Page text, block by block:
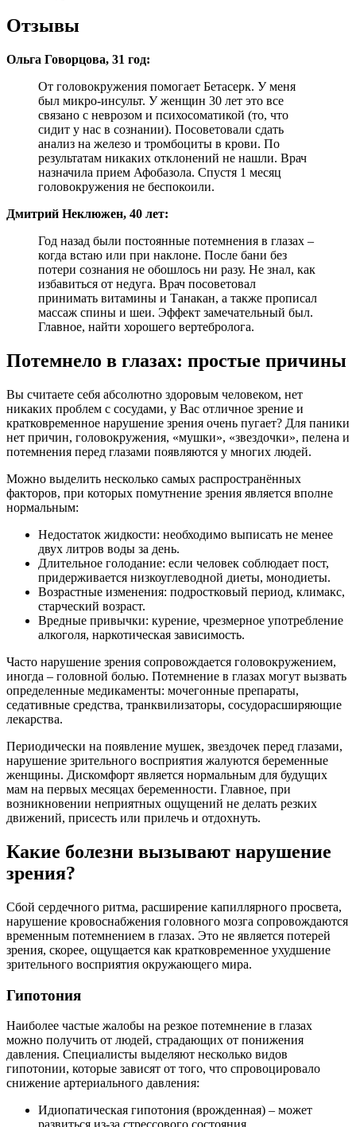
Отзывы
Ольга Говорцова, 31 год:
От головокружения помогает Бетасерк. У меня
был микро-инсульт. У женщин 30 лет это все
связано с неврозом и психосоматикой (то, что
сидит у нас в сознании). Посоветовали сдать
анализ на железо и тромбоциты в крови. По
результатам никаких отклонений не нашли. Врач
назначила прием Афобазола. Спустя 1 месяц
головокружения не беспокоили.
Дмитрий Неклюжен, 40 лет:
Год назад были постоянные потемнения в глазах –
когда встаю или при наклоне. После бани без
потери сознания не обошлось ни разу. Не знал, как
избавиться от недуга. Врач посоветовал
принимать витамины и Танакан, а также прописал
массаж спины и шеи. Эффект замечательный был.
Главное, найти хорошего вертебролога.
Потемнело в глазах: простые причины
Вы считаете себя абсолютно здоровым человеком, нет
никаких проблем с сосудами, у Вас отличное зрение и
кратковременное нарушение зрения очень пугает? Для паники
нет причин, головокружения, «мушки», «звездочки», пелена и
потемнения перед глазами появляются у многих людей.
Можно выделить несколько самых распространённых
факторов, при которых помутнение зрения является вполне
нормальным:
Недостаток жидкости: необходимо выписать не менее
двух литров воды за день.
Длительное голодание: если человек соблюдает пост,
придерживается низкоуглеводной диеты, монодиеты.
Возрастные изменения: подростковый период, климакс,
старческий возраст.
Вредные привычки: курение, чрезмерное употребление
алкоголя, наркотическая зависимость.
Часто нарушение зрения сопровождается головокружением,
иногда – головной болью. Потемнение в глазах могут вызвать
определенные медикаменты: мочегонные препараты,
седативные средства, транквилизаторы, сосудорасширяющие
лекарства.
Периодически на появление мушек, звездочек перед глазами,
нарушение зрительного восприятия жалуются беременные
женщины. Дискомфорт является нормальным для будущих
мам на первых месяцах беременности. Главное, при
возникновении неприятных ощущений не делать резких
движений, присесть или прилечь и отдохнуть.
Какие болезни вызывают нарушение
зрения?
Сбой сердечного ритма, расширение капиллярного просвета,
нарушение кровоснабжения головного мозга сопровождаются
временным потемнением в глазах. Это не является потерей
зрения, скорее, ощущается как кратковременное ухудшение
зрительного восприятия окружающего мира.
Гипотония
Наиболее частые жалобы на резкое потемнение в глазах
можно получить от людей, страдающих от понижения
давления. Специалисты выделяют несколько видов
гипотонии, которые зависят от того, что спровоцировало
снижение артериального давления:
Идиопатическая гипотония (врожденная) – может